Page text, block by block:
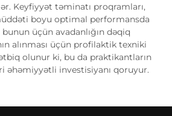
Keyfiyyət təminatı proqramları,
boyu optimal performansda
üçün avadanlığın dəqiq
alınması üçün profilaktik texniki
olunur ki, bu da praktikantların
əhəmiyyətli investisiyanı qoruyur.